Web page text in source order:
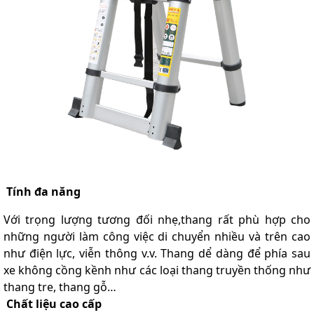
Tính đa năng
Với trọng lượng tương đối nhẹ,thang rất phù hợp cho
những người làm công việc di chuyển nhiều và trên cao
như điện lực, viễn thông v.v. Thang dể dàng để phía sau
xe không cồng kềnh như các loại thang truyền thống như
thang tre, thang gỗ…
Chất liệu cao cấp